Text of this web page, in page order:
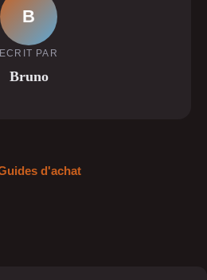
B
ECRIT PAR
Bruno
d'achat